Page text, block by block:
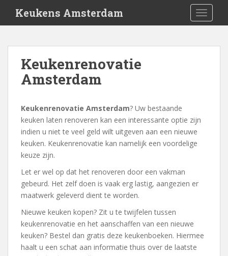
i
Keukens Amsterdam
Keukenrenovatie
Amsterdam
Keukenrenovatie Amsterdam? Uw bestaande
keuken laten renoveren kan een interessante optie zijn
indien u niet te veel geld wilt uitgeven aan een nieuwe
keuken. Keukenrenovatie kan namelijk een voordelige
keuze zijn.
Let er wel op dat het renoveren door een vakman
gebeurd. Het zelf doen is vaak erg lastig, aangezien er
maatwerk geleverd dient te worden.
Nieuwe keuken kopen? Zit u te twijfelen tussen
keukenrenovatie en het aanschaffen van een nieuwe
keuken? Bestel dan gratis deze keukenboeken. Hiermee
haalt u een schat aan informatie thuis over de laatste